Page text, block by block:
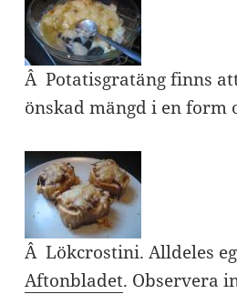
Â Potatisgratäng finns
önskad mängd i en form
Â Lökcrostini. Alldeles
Aftonbladet. Observera